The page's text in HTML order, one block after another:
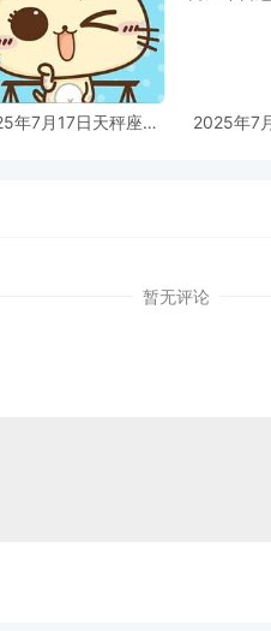
年7月17日天秤座女
2025年7
暂无评论